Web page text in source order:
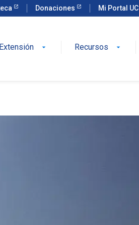
Donaciones Mi Portal UC
Extensión arrow_drop_down Recursos arrow_drop_down